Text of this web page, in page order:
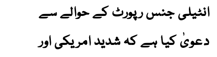
انٹیلی جنس رپورٹ کے حوالے سے
دعویٰ کیا ہے کہ شدید امریکی اور